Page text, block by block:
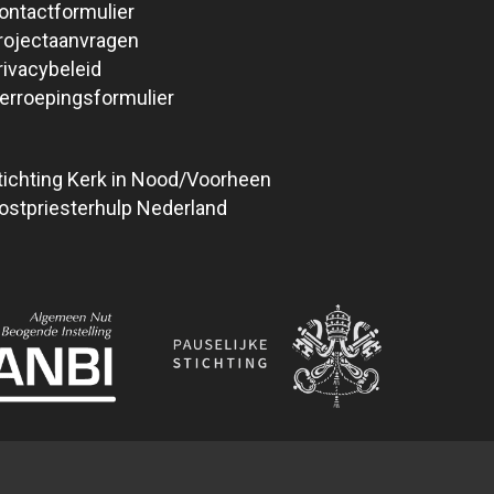
Kerk in Nood/Voorheen
Nederland